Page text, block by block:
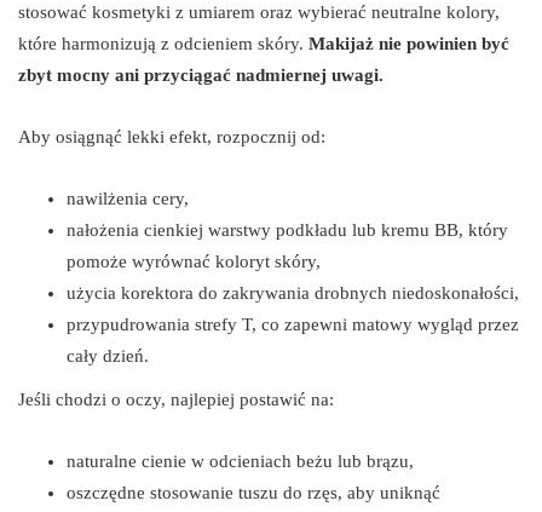
stosować kosmetyki z umiarem oraz wybierać neutralne kolory,
które harmonizują z odcieniem skóry. Makijaż nie powinien być
zbyt mocny ani przyciągać nadmiernej uwagi.
Aby osiągnąć lekki efekt, rozpocznij od:
nawilżenia cery,
nałożenia cienkiej warstwy podkładu lub kremu BB, który
pomoże wyrównać koloryt skóry,
użycia korektora do zakrywania drobnych niedoskonałości,
przypudrowania strefy T, co zapewni matowy wygląd przez
cały dzień.
Jeśli chodzi o oczy, najlepiej postawić na:
naturalne cienie w odcieniach beżu lub brązu,
oszczędne stosowanie tuszu do rzęs, aby uniknąć